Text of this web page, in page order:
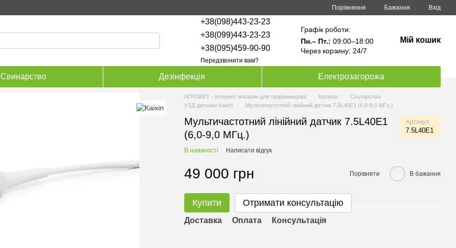
Порівняння Бажання Вхід
+38(098)443-23-23
+38(099)443-23-23
+38(095)459-90-90
Передзвонити вам?
Графік роботи:
Пн.– Пт.: 09:00–18:00
Через корзину: 24/7
Мій кошик
Свинарство Дезінфекція Електрозагорожа
АГРОВЕТ - інтернет магазин для тваринництва Каталог
Скотарство
УЗД датчики Kaixin
Мультичастотний лінійний датчик 7.5L40E1 (6,0-9,0 МГц.)
Мультичастотний лінійний датчик 7.5L40E1
(6,0-9,0 МГц.)
Артикул
7.5L40E1
В наявності Написати відгук
49 000 грн Порівняти В бажання
Купити Отримати консультацію
Доставка Оплата Консультація